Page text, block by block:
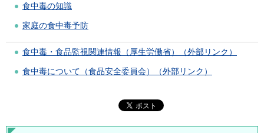
食中毒の知識
家庭の食中毒予防
食中毒・食品監視関連情報（厚生労働省）（外部リンク）
食中毒について（食品安全委員会）（外部リンク）